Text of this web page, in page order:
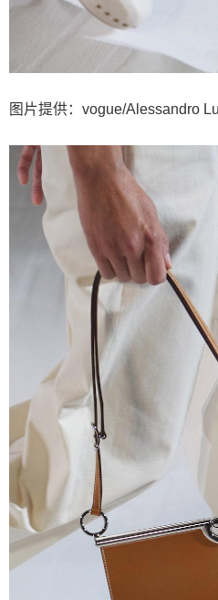
图片提供：vogue/Alessandro